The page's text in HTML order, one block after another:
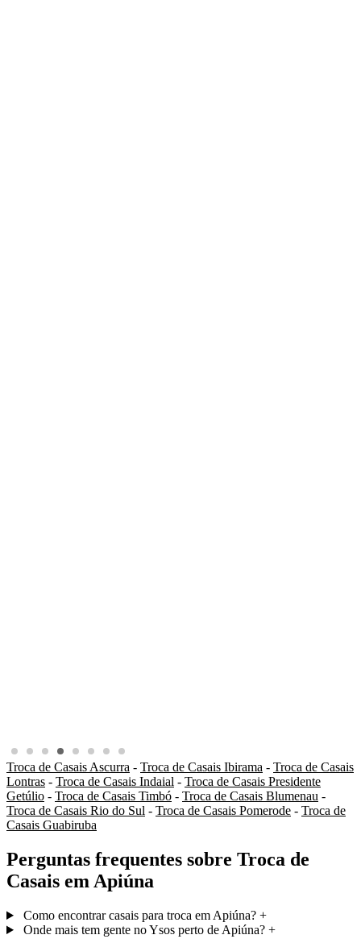
Troca de Casais Ascurra - Troca de Casais Ibirama - Troca de Casais
Lontras - Troca de Casais Indaial - Troca de Casais Presidente
Getúlio - Troca de Casais Timbó - Troca de Casais Blumenau -
Troca de Casais Rio do Sul - Troca de Casais Pomerode - Troca de
Casais Guabiruba
Perguntas frequentes sobre Troca de
Casais em Apiúna
Como encontrar casais para troca em Apiúna? +
Onde mais tem gente no Ysos perto de Apiúna? +